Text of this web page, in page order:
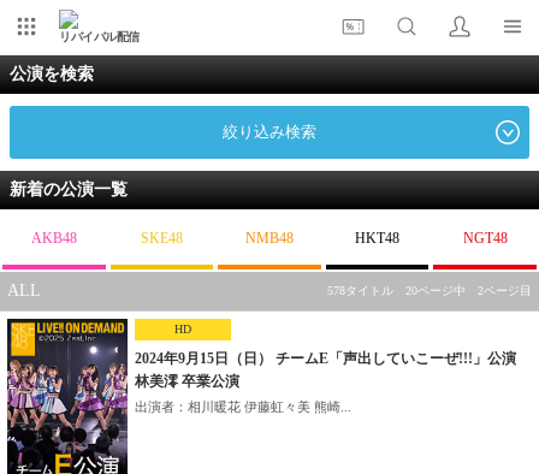
リバイバル配信
公演を検索
絞り込み検索
新着の公演一覧
AKB48 SKE48 NMB48 HKT48 NGT48
ALL 578タイトル 20ページ中 2ページ目
HD
2024年9月15日（日） チームE「声出していこーぜ!!!」公演
林美澪 卒業公演
出演者：相川暖花 伊藤虹々美 熊崎...